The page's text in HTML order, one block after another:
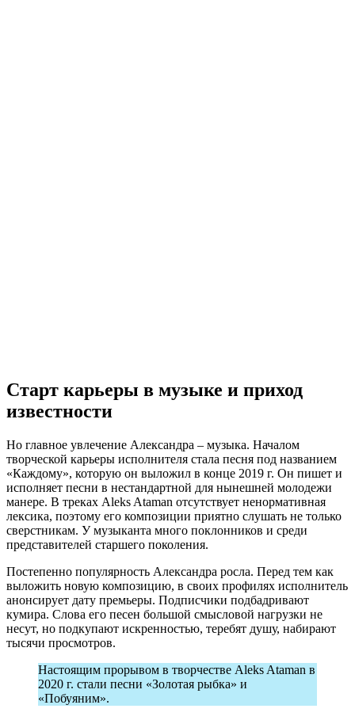
Старт карьеры в музыке и приход
известности
Но главное увлечение Александра – музыка. Началом
творческой карьеры исполнителя стала песня под названием
«Каждому», которую он выложил в конце 2019 г. Он пишет и
исполняет песни в нестандартной для нынешней молодежи
манере. В треках Aleks Ataman отсутствует ненормативная
лексика, поэтому его композиции приятно слушать не только
сверстникам. У музыканта много поклонников и среди
представителей старшего поколения.
Постепенно популярность Александра росла. Перед тем как
выложить новую композицию, в своих профилях исполнитель
анонсирует дату премьеры. Подписчики подбадривают
кумира. Слова его песен большой смысловой нагрузки не
несут, но подкупают искренностью, теребят душу, набирают
тысячи просмотров.
Настоящим прорывом в творчестве Aleks Ataman в
2020 г. стали песни «Золотая рыбка» и
«Побуяним».